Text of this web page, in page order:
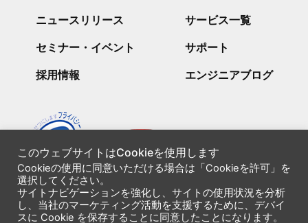
ニュースリリース
セミナー・イベント
採用情報
サービス一覧
サポート
エンジニアブログ
パートナーシップ
このウェブサイトはCookieを使用します
Cookieの使用に同意いただける場合は「Cookieを許可」を
選択してください。
サイトナビゲーションを強化し、サイトの使用状況を分析
し、当社のマーケティング活動を支援するために、デバイ
スに Cookie を保存することに同意したことになります。